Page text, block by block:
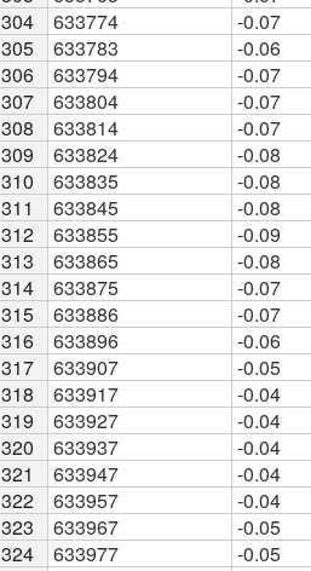
304
633774
-0.07
305
633783
-0.06
306
633794
-0.07
307
633804
-0.07
308
633814
-0.07
309
633824
-0.08
310
633835
-0.08
311
633845
-0.08
312
633855
-0.09
313
633865
-0.08
314
633875
-0.07
315
633886
-0.07
316
633896
-0.06
317
633907
-0.05
318
633917
-0.04
319
633927
-0.04
320
633937
-0.04
321
633947
-0.04
322
633957
-0.04
323
633967
-0.05
324
633977
-0.05
304
305
306
307
308
309
310
311
312
313
314
315
316
317
318
319
320
321
322
323
324